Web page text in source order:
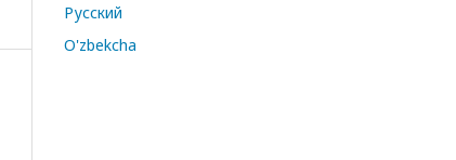
Русский
O'zbekcha